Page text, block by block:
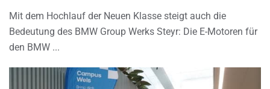
Mit dem Hochlauf der Neuen Klasse steigt auch die
Bedeutung des BMW Group Werks Steyr: Die E-Motoren für
den BMW